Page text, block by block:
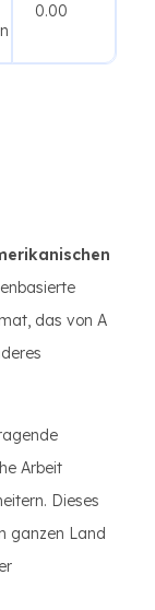
0.00
das von A
Arbeit
Dieses
ganzen Land